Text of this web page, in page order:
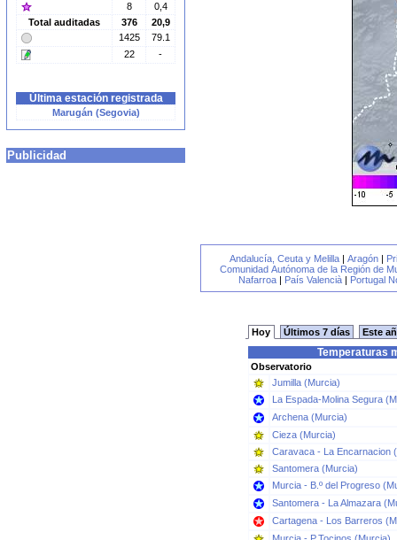
8
0,4
Total auditadas
376
20,9
1425
79.1
22
-
Última estación registrada
Marugán (Segovia)
Publicidad
Andalucía, Ceuta y Melilla | Aragón |
Comunidad Autónoma de la Región de
Nafarroa | País Valencià | Portugal
Hoy Últimos 7 días Este
Temperaturas
Observatorio
Jumilla (Murcia)
La Espada-Molina Segura
Archena (Murcia)
Cieza (Murcia)
Caravaca - La Encarnacion
Santomera (Murcia)
Murcia - B.º del Progreso
Santomera - La Almazara
Cartagena - Los Barreros
Murcia - P.Tocinos (Murcia)